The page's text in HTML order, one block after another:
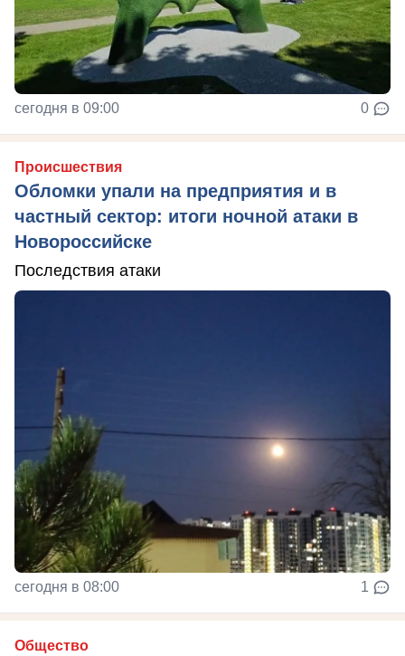
сегодня в 09:00 0
Происшествия
Обломки упали на предприятия и в
частный сектор: итоги ночной атаки в
Новороссийске
Последствия атаки
сегодня в 08:00 1
Общество